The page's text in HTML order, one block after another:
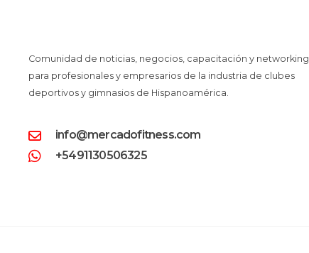
Comunidad de noticias, negocios, capacitación y networking
para profesionales y empresarios de la industria de clubes
deportivos y gimnasios de Hispanoamérica.
info@mercadofitness.com
+5491130506325